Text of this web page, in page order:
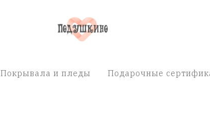
Покрывала и пледы Подарочные